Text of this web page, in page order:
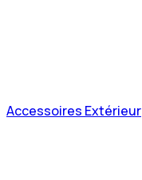
Accessoires Extérieur